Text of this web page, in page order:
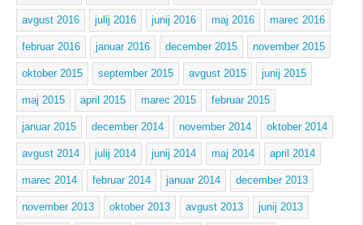
avgust 2016 julij 2016 junij 2016 maj 2016 marec 2016
februar 2016 januar 2016 december 2015 november 2015
oktober 2015 september 2015 avgust 2015 junij 2015
maj 2015 april 2015 marec 2015 februar 2015
januar 2015 december 2014 november 2014 oktober 2014
avgust 2014 julij 2014 junij 2014 maj 2014 april 2014
marec 2014 februar 2014 januar 2014 december 2013
november 2013 oktober 2013 avgust 2013 junij 2013